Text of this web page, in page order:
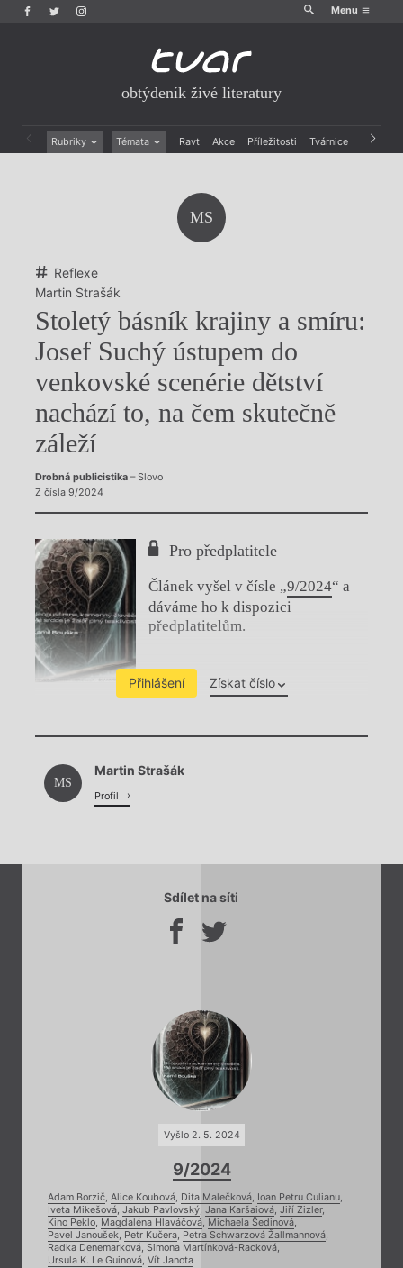
Menu
obtýdeník živé literatury
Rubriky Témata Ravt Akce Příležitosti Tvárnice Archiv
MS
Reflexe
Martin Strašák
Stoletý básník krajiny a smíru:
Josef Suchý ústupem do
venkovské scenérie dětství
nachází to, na čem skutečně
záleží
Drobná publicistika– Slovo
Z čísla 9/2024
Pro předplatitele
Článek vyšel v čísle „9/2024“ a
dáváme ho k dispozici
předplatitelům.
Přihlášení Získat číslo
Chviličku.
Načítá se.
MS
Martin Strašák
Profil
Sdílet na síti
Vyšlo 2. 5. 2024
9/2024
Adam Borzič, Alice Koubová, Dita Malečková, Ioan Petru Culianu,
Iveta Mikešová, Jakub Pavlovský, Jana Karšaiová, Jiří Zizler,
Kino Peklo, Magdaléna Hlaváčová, Michaela Šedinová,
Pavel Janoušek, Petr Kučera, Petra Schwarzová Žallmannová,
Radka Denemarková, Simona Martínková-Racková,
Ursula K. Le Guinová, Vít Janota